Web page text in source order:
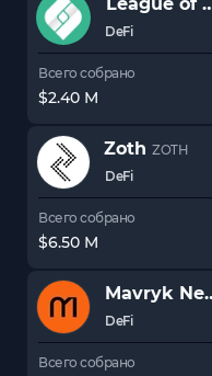
DeFi
Всего собрано
$2.40 M
Zoth ZOTH
DeFi
Всего собрано
$6.50 M
Mavryk
DeFi
Всего собрано